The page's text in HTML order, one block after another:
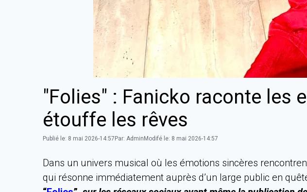
"Folies" : Fanicko raconte les
étouffe les rêves
Publié le: 8 mai 2026-14:57 Par: Admin Modifé le: 8 mai 2026-14:57
Dans un univers musical où les émotions sincères
qui résonne immédiatement auprès d’un large public en